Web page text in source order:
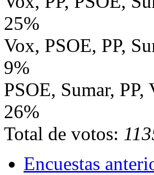
25%
Vox, PSOE, PP,
9%
PSOE, Sumar, PP,
26%
Total de votos:
Encuestas